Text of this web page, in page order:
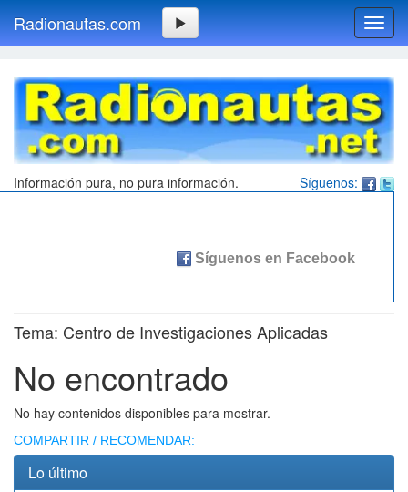
Radionautas.com
Síguenos:
Información pura, no pura información.
Tema: Centro de Investigaciones Aplicadas
No encontrado
No hay contenidos disponibles para mostrar.
COMPARTIR / RECOMENDAR:
Lo último